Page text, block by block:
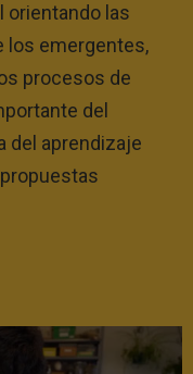
orientando las
los emergentes,
procesos de
del
del aprendizaje